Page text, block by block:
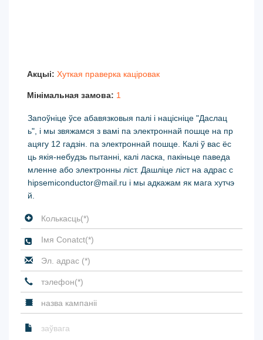
Акцыі: Хуткая праверка каціровак
Мінімальная замова: 1
Запоўніце ўсе абавязковыя палі і націсніце "Даслац
ь", і мы звяжамся з вамі па электроннай пошце на пр
ацягу 12 гадзін. па электроннай пошце. Калі ў вас ёс
ць якія-небудзь пытанні, калі ласка, пакіньце паведа
мленне або электронны ліст. Дашліце ліст на адрас c
hipsemiconductor@mail.ru і мы адкажам як мага хутчэ
й.
